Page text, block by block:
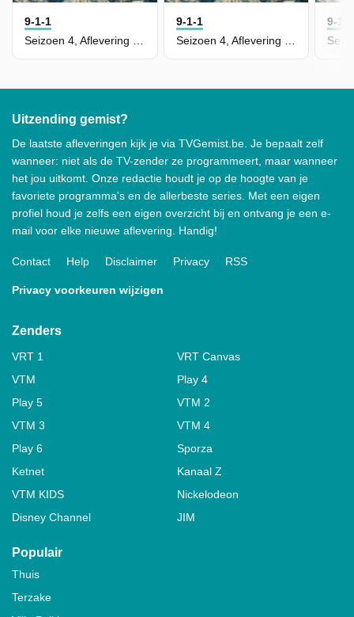
9-1-1
9-1-1
9-1-1
Uitzending gemist?
De laatste afleveringen kijk je via TVGemist.be. Je bepaalt zelf
wanneer: niet als de TV-zender ze programmeert, maar wanneer
het jou uitkomt. Onze redactie houdt je op de hoogte van je
favoriete programma's en de allerbeste series. Met een eigen
profiel houd je zelfs een eigen overzicht bij en ontvang je een e-
mail voor elke nieuwe aflevering. Handig!
Contact Help Disclaimer Privacy RSS
Privacy voorkeuren wijzigen
Zenders
VRT 1
VRT Canvas
VTM
Play 4
Play 5
VTM 2
VTM 3
VTM 4
Play 6
Sporza
Ketnet
Kanaal Z
VTM KIDS
Nickelodeon
Disney Channel
JIM
Populair
Thuis
Terzake